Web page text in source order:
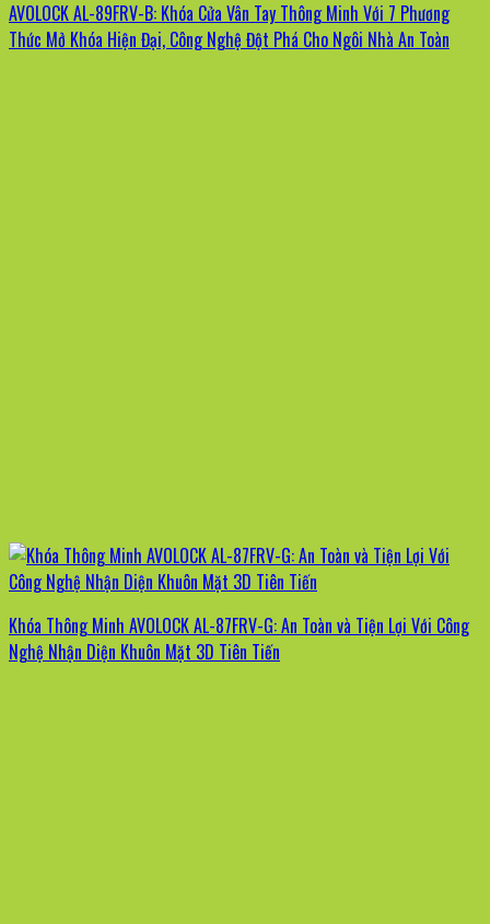
AVOLOCK AL-89FRV-B: Khóa Cửa Vân Tay Thông Minh Với 7 Phương
Thức Mở Khóa Hiện Đại, Công Nghệ Đột Phá Cho Ngôi Nhà An Toàn
Khóa Thông Minh AVOLOCK AL-87FRV-G: An Toàn và Tiện Lợi Với Công
Nghệ Nhận Diện Khuôn Mặt 3D Tiên Tiến